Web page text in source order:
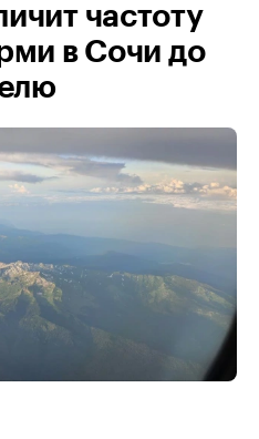
частоту
в Сочи до